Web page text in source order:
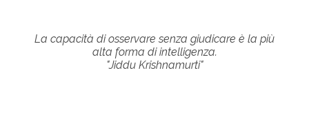
La capacità di osservare senza giudicare è la più
alta forma di intelligenza.
"Jiddu Krishnamurti"